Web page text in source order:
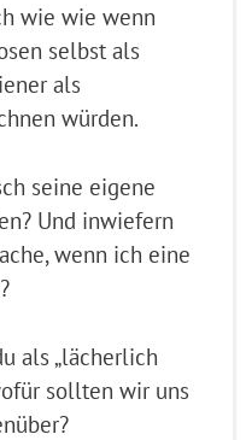
wie wie wenn
selbst als
als
würden.
seine eigene
Und inwiefern
wenn ich eine
als „lächerlich
sollten wir uns